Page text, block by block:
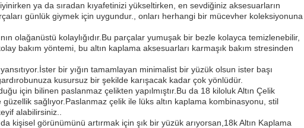
ya da sıradan kıyafetinizi yükseltirken, en sevdiğiniz aksesuarların
günlük giymek için uygundur., onları herhangi bir mücevher koleksiyonuna
olağanüstü kolaylığıdır.Bu parçalar yumuşak bir bezle kolayca temizlenebilir,
bakım yöntemi, bu altın kaplama aksesuarları karmaşık bakım stresinden
bir yığın tamamlayan minimalist bir yüzük olsun ister başı
kusursuz bir şekilde karışacak kadar çok yönlüdür.
için bilinen paslanmaz çelikten yapılmıştır.Bu da 18 kiloluk Altın Çelik
sağlıyor.Paslanmaz çelik ile lüks altın kaplama kombinasyonu, stil
alabilirsiniz..
kişisel görünümünü artırmak için şık bir yüzük arıyorsan,18k Altın Kaplama